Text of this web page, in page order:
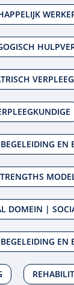
EN
DOMEIN |
EN